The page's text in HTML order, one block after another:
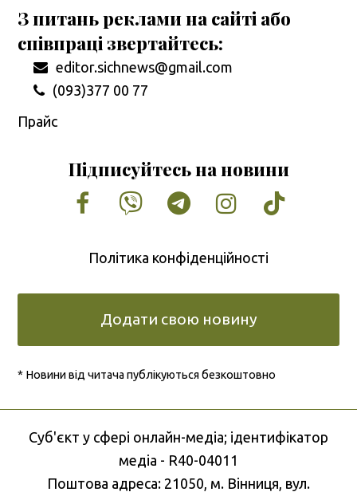
З питань реклами на сайті або
співпраці звертайтесь:
editor.sichnews@gmail.com
(093)377 00 77
Прайс
Підписуйтесь на новини
Facebook
VimeoTumblrInstagram
Tiktok
Політика конфіденційності
Додати свою новину
* Новини від читача публікуються безкоштовно
Cуб'єкт у сфері онлайн-медіа; ідентифікатор
медіа - R40-04011
Поштова адреса: 21050, м. Вінниця, вул.